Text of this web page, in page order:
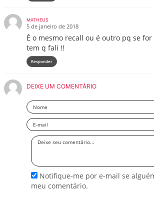
MATHEUS
5 de janeiro de 2018
É o mesmo recall ou é outro pq se
tem q fali !!
Responder
DEIXE UM COMENTÁRIO
Nome
Email
Deixe
Notifique-me por e-mail se
meu comentário.